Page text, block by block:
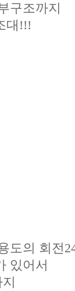
구조까지
대!!!
도의 회전
있어서